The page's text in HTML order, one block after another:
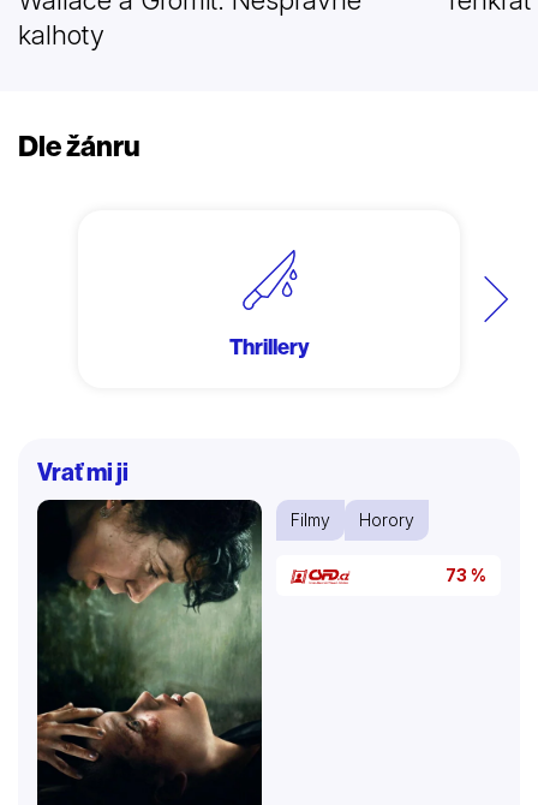
kalhoty
Dle žánru
Další
Thrillery
Vrať mi ji
Filmy Horory
73 %